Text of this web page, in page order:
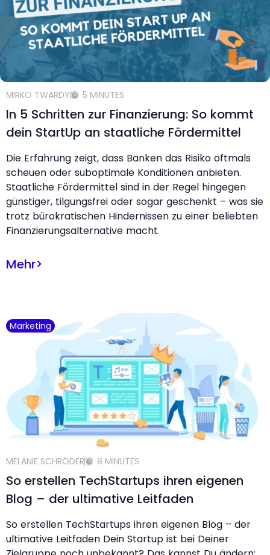
MIRKO TWARDY 5 MINUTES
In 5 Schritten zur Finanzierung: So kommt
dein StartUp an staatliche Fördermittel
Die Erfahrung zeigt, dass Banken das Risiko oftmals
scheuen oder suboptimale Konditionen anbieten.
Staatliche Fördermittel sind in der Regel hingegen
günstiger, tilgungsfrei oder sogar geschenkt – was sie
trotz bürokratischen Hindernissen zu einer beliebten
Finanzierungsalternative macht.
Mehr>
Marketing
MELANIE SCHRÖDER 8 MINUTES
So erstellen TechStartups ihren eigenen
Blog – der ultimative Leitfaden
So erstellen TechStartups ihren eigenen Blog – der
ultimative Leitfaden Dein Startup ist bei Deiner